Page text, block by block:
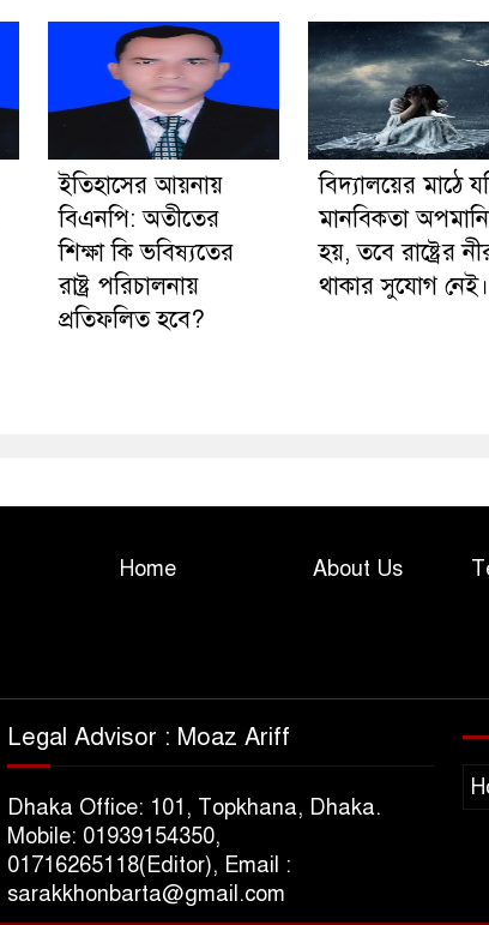
ইতিহাসের আয়নায়
বিএনপি: অতীতের
শিক্ষা কি ভবিষ্যতের
রাষ্ট্র পরিচালনায়
প্রতিফলিত হবে?
বিদ্যালয়ের মাঠে
মানবিকতা
হয়, তবে রাষ্ট্রের
থাকার সুযোগ নেই।
Home About Us
Legal Advisor : Moaz Ariff
Dhaka Office: 101, Topkhana, Dhaka.
Mobile: 01939154350,
01716265118(Editor), Email :
sarakkhonbarta@gmail.com